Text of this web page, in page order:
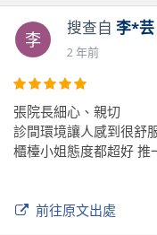
李
搜查自 李*芸
2 年前
張院長細心、親切
診間環境讓人感到很舒
櫃檯小姐態度都超好 推
前往原文出處